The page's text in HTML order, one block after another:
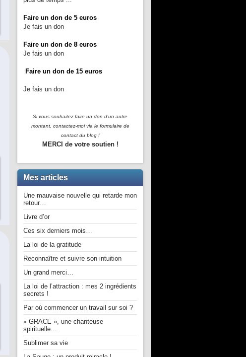
Faire un don de 5 euros
Je fais un don
Faire un don de 8 euros
Je fais un don
Faire un don de 15 euros
Je fais un don
Si vous souhaitez faire un don d'un autre
montant, contactez-moivia le formulaire de
contact du blog !
MERCI de votre soutien !
Mes articles
Une mauvaise nouvelle qui retarde mon
retour…
Livre d’or
Ces six derniers mois…
La loi de la gratitude
Reconnaître et suivre son intuition
Un grand merci…
La loi de l’attraction : mes 2 ingrédients
secrets !
Par où commencer un travail sur soi ?
« GRACE », une chanteuse
spirituelle…
Sublimer sa vie